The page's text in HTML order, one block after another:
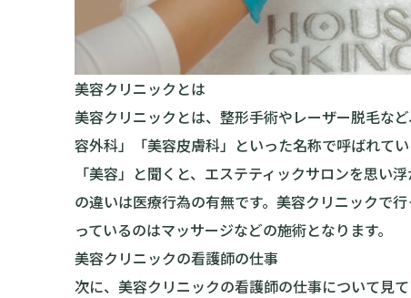
美容クリニックとは
美容クリニックとは、整形手術やレーザー脱毛な
容外科」「美容皮膚科」といった名称で呼ばれてい
「美容」と聞くと、エステティックサロンを思い
の違いは医療行為の有無です。美容クリニックで
っているのはマッサージなどの施術となります。
美容クリニックの看護師の仕事
次に、美容クリニックの看護師の仕事について見